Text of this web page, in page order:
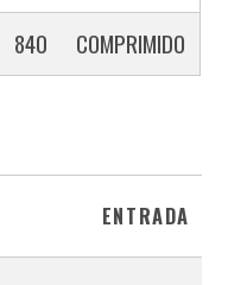
840 COMPRIMIDO
ENTRADA